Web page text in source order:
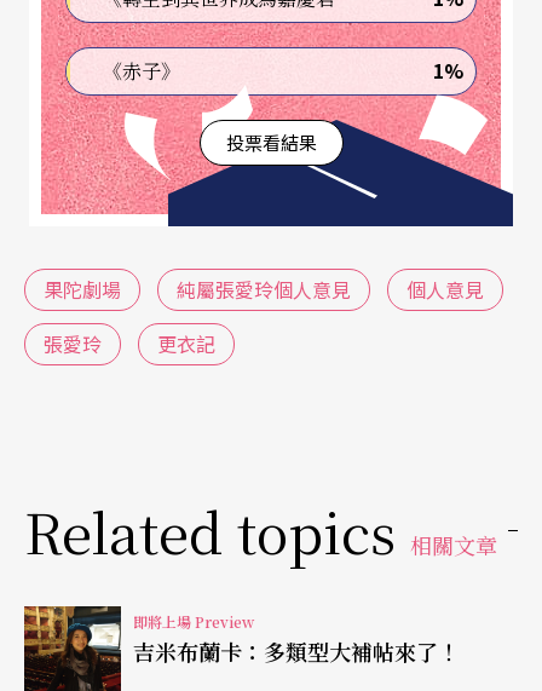
城之戀〉、〈金鎖記〉、〈鴻鸞喜〉、〈心經〉、
〈連環套〉等小說中人物，分別以禮服、高跟鞋、
內衣、名牌包、制服、新娘服等服裝配件對應，展
示屬於當代女性的服裝政治學，看今日的女人，如
何在人生的伸展台上，活出自我。導演Baboo表
示，相較過去，女人有更高的自主權，從服裝、化
妝到整容，可以隨意改造自己的外在，創造自己想
要的人生。然而，女人真的自由了嗎？女人真的可
以做自己了嗎？現今的女人，如何建構自我認同，
用張愛玲語錄談人生
廣為人知的語錄，加以「斷章取義」，例如從「沒
有一個女子是因為她的靈魂美麗而被愛的。」談服
《赤子》 1%
投票看結果
果陀劇場 純屬張愛玲個人意見
個人意見
張愛玲
更衣記
Related topics 相關文章
即將上場 Preview
吉米布蘭卡：多類型大補帖來了！